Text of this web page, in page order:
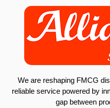
We are reshaping FMCG
reliable service powered by
gap between